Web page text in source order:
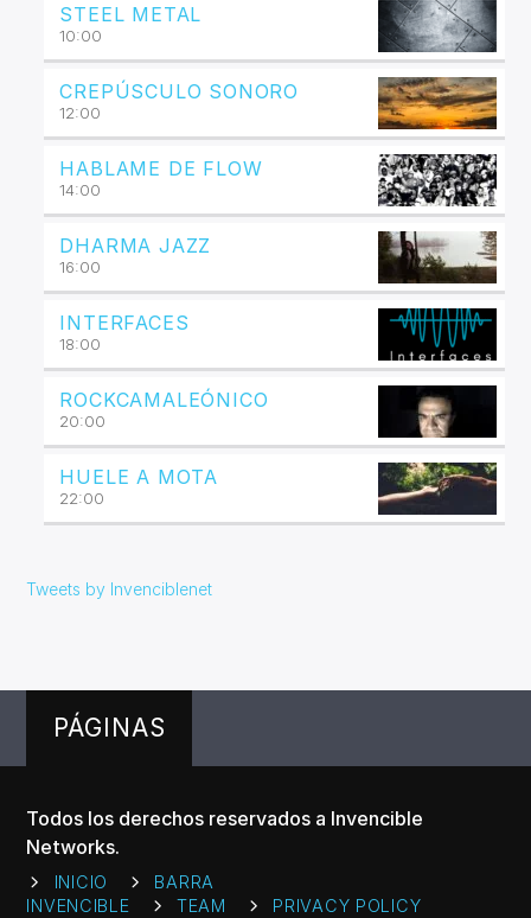
STEEL METAL
10:00
CREPÚSCULO SONORO
12:00
HABLAME DE FLOW
14:00
DHARMA JAZZ
16:00
INTERFACES
18:00
ROCKCAMALEÓNICO
20:00
HUELE A MOTA
22:00
Tweets by Invenciblenet
PÁGINAS
Todos los derechos reservados a Invencible
Networks.
INICIO
BARRA
INVENCIBLE
TEAM PRIVACY POLICY